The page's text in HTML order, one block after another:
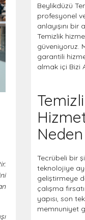
Beylikdüzü
profesyonel
anlayışını bir
Temizlik
güveniyoruz.
garantili
almak içi Bizi
Tecrübeli bir
teknolojiye
geliştirmeye
çalışma
yapısı, son
memnuniyet